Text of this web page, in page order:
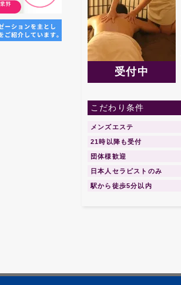
受付中
こだわり条件
メンズエステ
21時以降も受付
団体様歓迎
日本人セラピストのみ
駅から徒歩5分以内